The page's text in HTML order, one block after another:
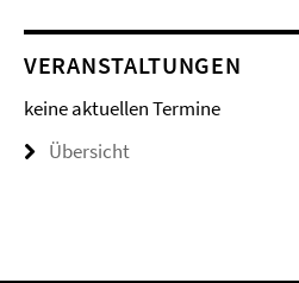
VERANSTALTUNGEN
keine aktuellen Termine
Übersicht